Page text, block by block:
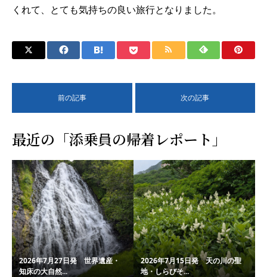
くれて、とても気持ちの良い旅行となりました。
前の記事 次の記事
最近の「添乗員の帰着レポート」
2026年7月27日発 世界遺産・
知床の大自然...
2026年7月15日発 天の川の聖
地・しらびそ...